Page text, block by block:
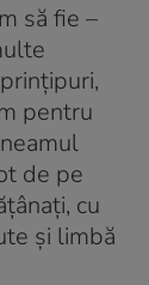
să fie –
pentru
de pe
cu
și limbă